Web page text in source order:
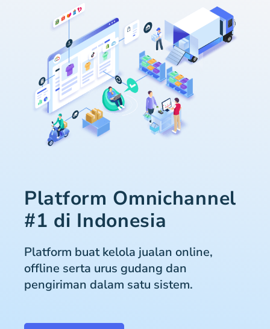
Platform Omnichannel
#1 di Indonesia
Platform buat kelola jualan online,
offline serta urus gudang dan
pengiriman dalam satu sistem.